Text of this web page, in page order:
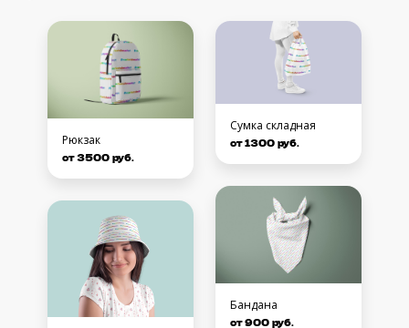
Рюкзак
от 3500 руб.
Сумка складная
от 1300 руб.
Бандана
от 900 руб.